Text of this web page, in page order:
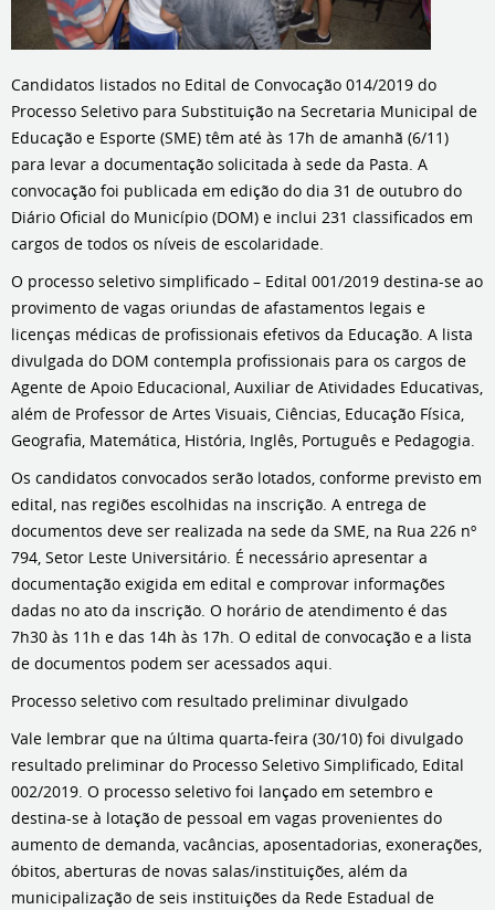
Candidatos listados no Edital de Convocação 014/2019 do
Processo Seletivo para Substituição na Secretaria Municipal de
Educação e Esporte (SME) têm até às 17h de amanhã (6/11)
para levar a documentação solicitada à sede da Pasta. A
convocação foi publicada em edição do dia 31 de outubro do
Diário Oficial do Município (DOM) e inclui 231 classificados em
cargos de todos os níveis de escolaridade.
O processo seletivo simplificado – Edital 001/2019 destina-se ao
provimento de vagas oriundas de afastamentos legais e
licenças médicas de profissionais efetivos da Educação. A lista
divulgada do DOM contempla profissionais para os cargos de
Agente de Apoio Educacional, Auxiliar de Atividades Educativas,
além de Professor de Artes Visuais, Ciências, Educação Física,
Geografia, Matemática, História, Inglês, Português e Pedagogia.
Os candidatos convocados serão lotados, conforme previsto em
edital, nas regiões escolhidas na inscrição. A entrega de
documentos deve ser realizada na sede da SME, na Rua 226 nº
794, Setor Leste Universitário. É necessário apresentar a
documentação exigida em edital e comprovar informações
dadas no ato da inscrição. O horário de atendimento é das
7h30 às 11h e das 14h às 17h. O edital de convocação e a lista
de documentos podem ser acessados aqui.
Processo seletivo com resultado preliminar divulgado
Vale lembrar que na última quarta-feira (30/10) foi divulgado
resultado preliminar do Processo Seletivo Simplificado, Edital
002/2019. O processo seletivo foi lançado em setembro e
destina-se à lotação de pessoal em vagas provenientes do
aumento de demanda, vacâncias, aposentadorias, exonerações,
óbitos, aberturas de novas salas/instituições, além da
municipalização de seis instituições da Rede Estadual de